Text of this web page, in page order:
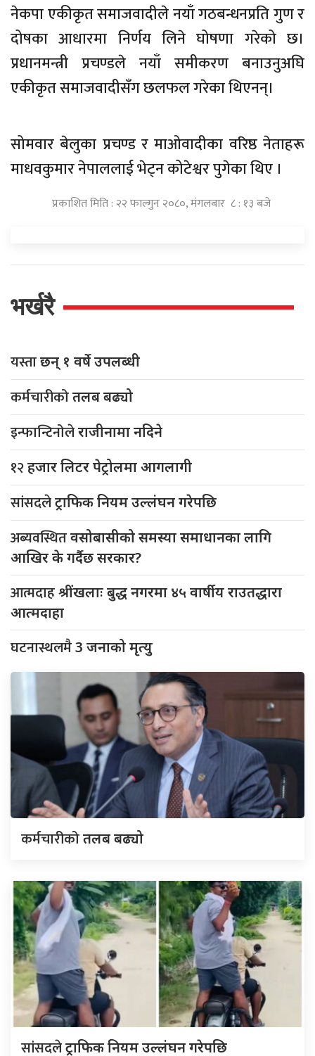
नेकपा एकीकृत समाजवादीले नयाँ गठबन्धनप्रति गुण र
दोषका आधारमा निर्णय लिने घोषणा गरेको छ।
प्रधानमन्त्री प्रचण्डले नयाँ समीकरण बनाउनुअघि
एकीकृत समाजवादीसँग छलफल गरेका थिएनन्।
सोमवार बेलुका प्रचण्ड र माओवादीका वरिष्ठ नेताहरू
माधवकुमार नेपाललाई भेट्न कोटेश्वर पुगेका थिए ।
प्रकाशित मिति : २२ फाल्गुन २०८०, मंगलबार ८ : १३ बजे
भर्खरै
यस्ताछन् १ वर्षे उपलब्धी
कर्मचारीकोतलब बढ्यो
इन्फान्टिनोलेराजीनामा नदिने
१२हजार लिटर पेट्रोलमा आगलागी
सांसदलेट्राफिक नियम उल्लंघन गरेपछि
अब्यवस्थितवसोबासीको समस्या समाधानका लागि
आखिर के गर्दैछ सरकार?
आत्मदाहश्रींखलाः बुद्ध नगरमा ४५ वार्षीय राउतद्धारा
आत्मदाहा
घटनास्थलमै3 जनाको मृत्यु
कर्मचारीकोतलब बढ्यो
सांसदलेट्राफिक नियम उल्लंघन गरेपछि